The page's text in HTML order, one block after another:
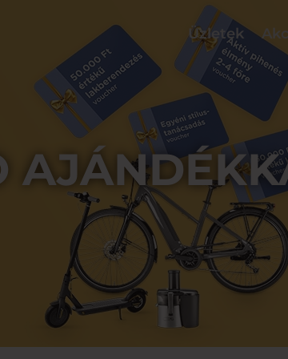
Üzletek